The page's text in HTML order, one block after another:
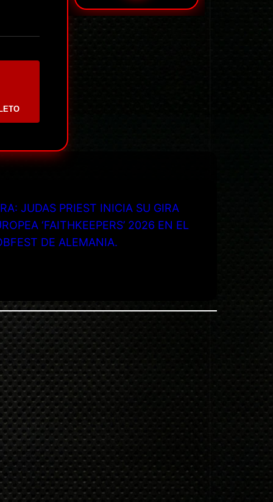
JUDAS PRIEST INICIA SU GIRA
‘FAITHKEEPERS’ 2026 EN EL
DE ALEMANIA.